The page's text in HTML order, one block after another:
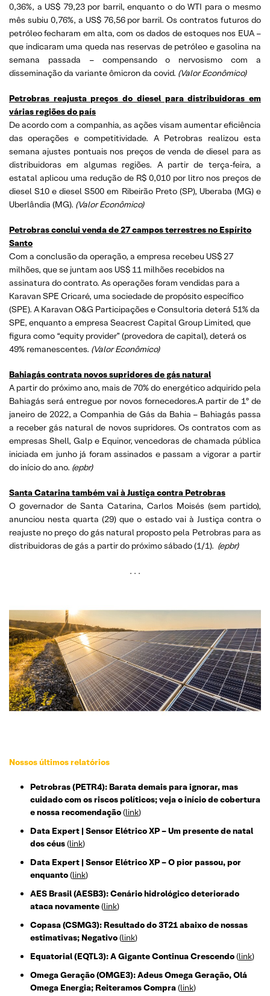
0,36%, a US$ 79,23 por barril, enquanto o do WTI para o mesmo
mês subiu 0,76%, a US$ 76,56 por barril. Os contratos futuros do
petróleo fecharam em alta, com os dados de estoques nos EUA –
que indicaram uma queda nas reservas de petróleo e gasolina na
semana passada – compensando o nervosismo com a
disseminação da variante ômicron da covid. (Valor Econômico)
Petrobras reajusta preços do diesel para distribuidoras em
várias regiões do país
De acordo com a companhia, as ações visam aumentar eficiência
das operações e competitividade. A Petrobras realizou esta
semana ajustes pontuais nos preços de venda de diesel para as
distribuidoras em algumas regiões. A partir de terça-feira, a
estatal aplicou uma redução de R$ 0,010 por litro nos preços de
diesel S10 e diesel S500 em Ribeirão Preto (SP), Uberaba (MG) e
Uberlândia (MG). (Valor Econômico)
Petrobras conclui venda de 27 campos terrestres no Espírito
Santo
Com a conclusão da operação, a empresa recebeu US$ 27
milhões, que se juntam aos US$ 11 milhões recebidos na
assinatura do contrato. As operações foram vendidas para a
Karavan SPE Cricaré, uma sociedade de propósito específico
(SPE). A Karavan O&G Participações e Consultoria deterá 51% da
SPE, enquanto a empresa Seacrest Capital Group Limited, que
figura como “equity provider” (provedora de capital), deterá os
49% remanescentes. (Valor Econômico)
Bahiagás contrata novos supridores de gás natural
A partir do próximo ano, mais de 70% do energético adquirido pela
Bahiagás será entregue por novos fornecedores.A partir de 1º de
janeiro de 2022, a Companhia de Gás da Bahia – Bahiagás passa
a receber gás natural de novos supridores. Os contratos com as
empresas Shell, Galp e Equinor, vencedoras de chamada pública
iniciada em junho já foram assinados e passam a vigorar a partir
do início do ano. (epbr)
Santa Catarina também vai à Justiça contra Petrobras
O governador de Santa Catarina, Carlos Moisés (sem partido),
anunciou nesta quarta (29) que o estado vai à Justiça contra o
reajuste no preço do gás natural proposto pela Petrobras para as
distribuidoras de gás a partir do próximo sábado (1/1). (epbr)
. . .
Nossos últimos relatórios
Petrobras (PETR4): Barata demais para ignorar, mas
cuidado com os riscos políticos; veja o início de cobertura
e nossa recomendação(link)
Data Expert | Sensor Elétrico XP – Um presente de natal
dos céus(link)
Data Expert | Sensor Elétrico XP – O pior passou, por
enquanto(link)
AES Brasil (AESB3): Cenário hidrológico deteriorado
ataca novamente(link)
Copasa (CSMG3): Resultado do 3T21 abaixo de nossas
estimativas; Negativo(link)
Equatorial (EQTL3): A Gigante Continua Crescendo(link)
Omega Geração (OMGE3): Adeus Omega Geração, Olá
Omega Energia; Reiteramos Compra(link)